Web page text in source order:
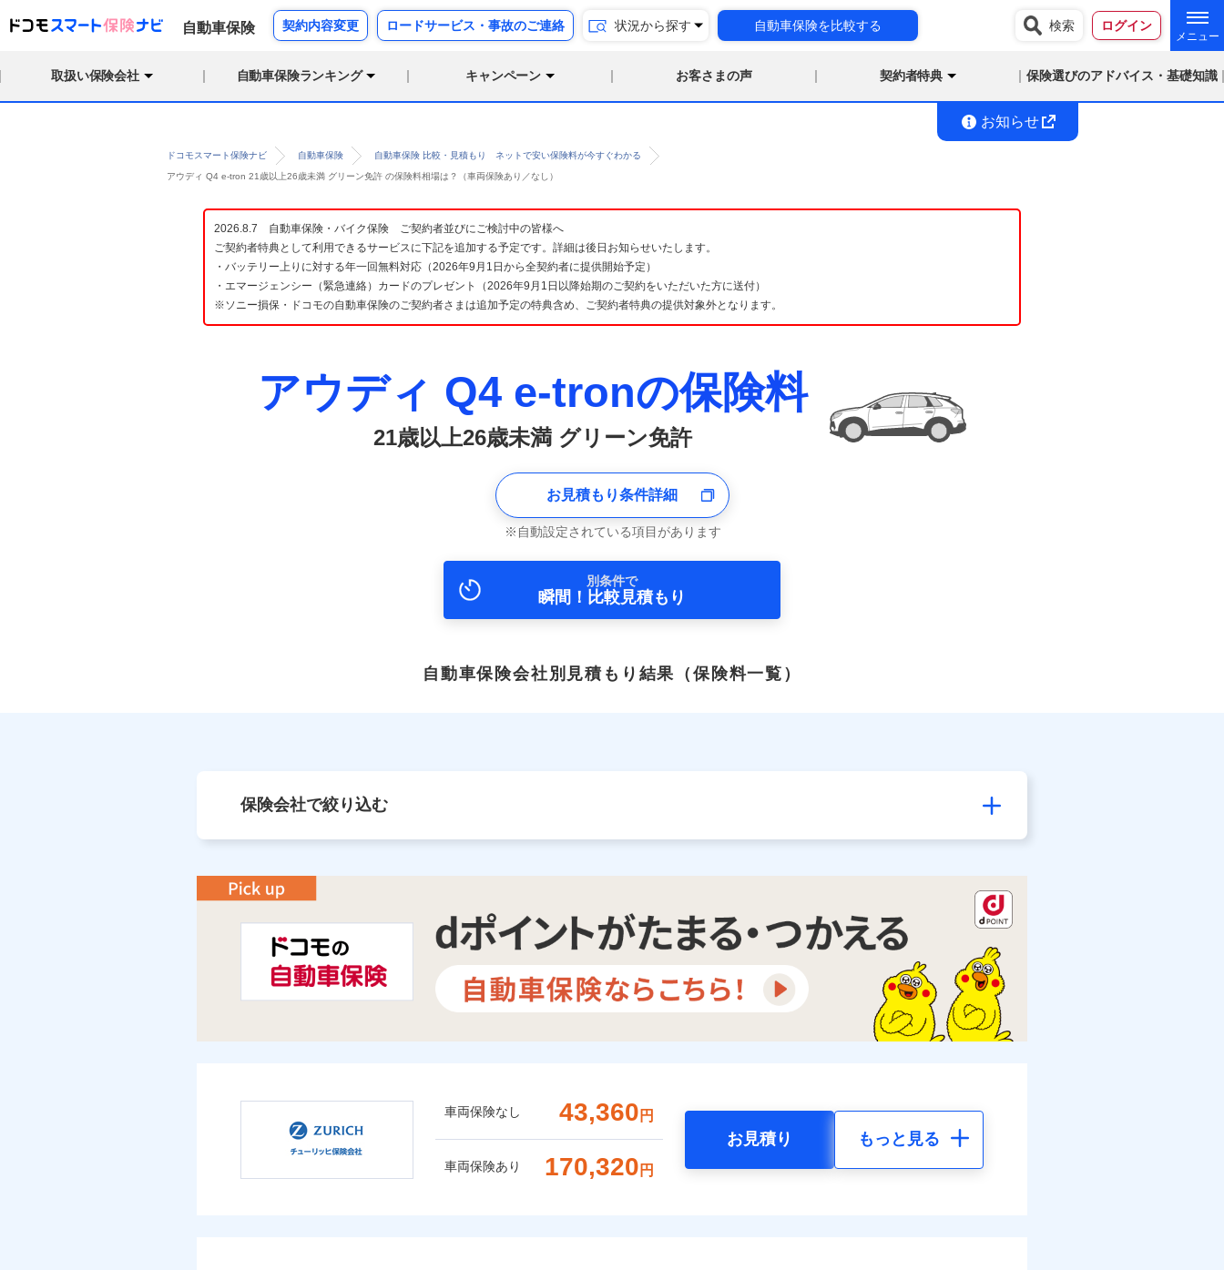
自動車保険 契約内容変更 ロードサービス・事故のご連絡 状況から探す 自動車保険を比較する 検索 ログイン
取扱い保険会社 自動車保険ランキング キャンペーン お客さまの声 契約者特典 保険選びのアドバイス・基礎知識
お知らせ
ドコモスマート保険ナビ 自動車保険 自動車保険 比較・見積もり ネットで安い保険料が今すぐわかる
アウディ Q4 e-tron 21歳以上26歳未満 グリーン免許 の保険料相場は？（車両保険あり／なし）
2026.8.7 自動車保険・バイク保険 ご契約者並びにご検討中の皆様へ
ご契約者特典として利用できるサービスに下記を追加する予定です。詳細は後日お知らせいたします。
・バッテリー上りに対する年一回無料対応（2026年9月1日から全契約者に提供開始予定）
・エマージェンシー（緊急連絡）カードのプレゼント（2026年9月1日以降始期のご契約をいただいた方に送付）
※ソニー損保・ドコモの自動車保険のご契約者さまは追加予定の特典含め、ご契約者特典の提供対象外となります。
アウディ Q4 e-tronの保険料
21歳以上26歳未満 グリーン免許
お見積もり条件詳細
自動設定されている項目があります
別条件で
瞬間！比較見積もり
自動車保険会社別見積もり結果 （保険料一覧）
保険会社で絞り込む
車両保険なし 43,360 円
車両保険あり 170,320 円
お見積り もっと見る